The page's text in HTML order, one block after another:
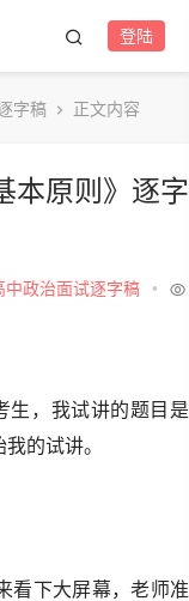
登陆
字稿 正文内容
本原则》逐字
中政治面试逐字稿
•
生，我试讲的题目是
的试讲。
看下大屏幕，老师准